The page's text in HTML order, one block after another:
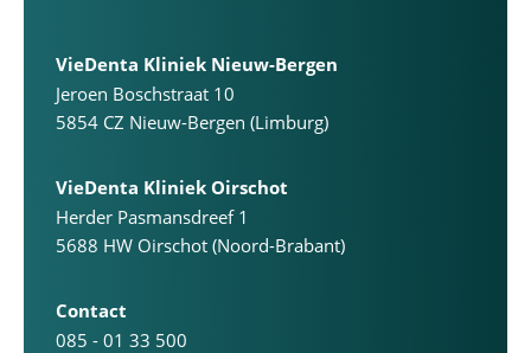
VieDenta Kliniek Nieuw-Bergen
Jeroen Boschstraat 10
5854 CZ Nieuw-Bergen (Limburg)
VieDenta Kliniek Oirschot
Herder Pasmansdreef 1
5688 HW Oirschot (Noord-Brabant)
Contact
085 - 01 33 500